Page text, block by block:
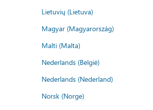
Lietuvių (Lietuva)
Magyar (Magyarország)
Malti (Malta)
Nederlands (België)
Nederlands (Nederland)
Norsk (Norge)